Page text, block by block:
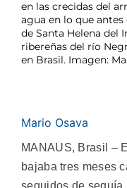
en las crecidas del
agua en lo que
de Santa Helena del
ribereñas del río
en Brasil. Imagen:
Mario Osava
MANAUS, Brasil –
bajaba tres meses
seguidos de